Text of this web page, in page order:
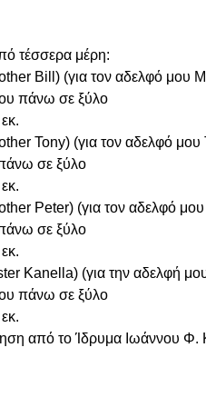
τέσσερα μέρη:
Bill) (για τον αδελφό μου
πάνω σε ξύλο
Tony) (για τον αδελφό
σε ξύλο
Peter) (για τον αδελφό
σε ξύλο
Kanella) (για την αδελφή
πάνω σε ξύλο
από το Ίδρυμα Ιωάννου Φ.